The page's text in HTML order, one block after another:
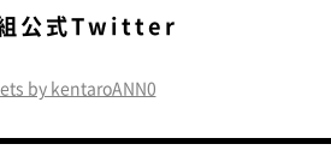
公式Twitter
by kentaroANN0